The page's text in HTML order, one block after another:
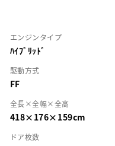
エンジンタイプ
ﾊｲﾌﾞﾘｯﾄﾞ
駆動方式
FF
全長×全幅×全高
418×176×159cm
ドア枚数